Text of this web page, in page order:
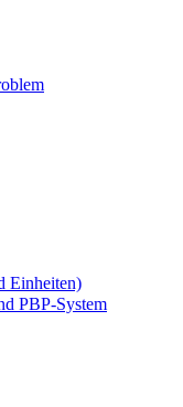
Einheiten)
PBP-System